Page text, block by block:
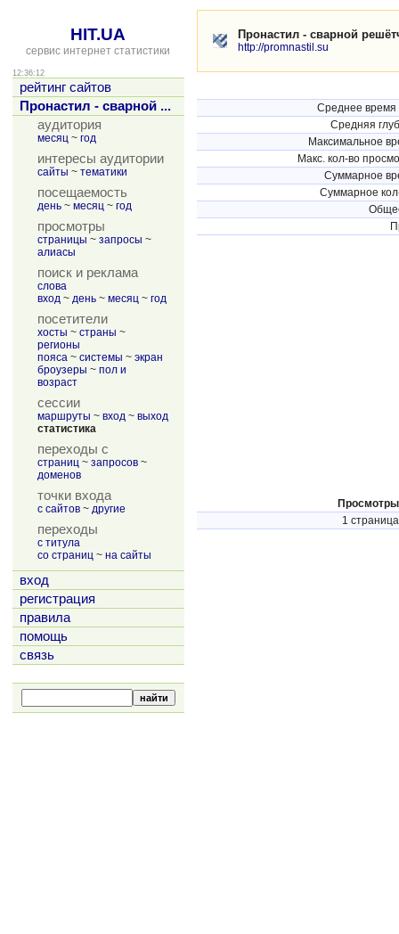
HIT.UA
сервис интернет статистики
12:36:12
рейтинг сайтов
Пронастил - сварной ...
аудитория
месяц ~ год
интересы аудитории
сайты ~ тематики
посещаемость
день ~ месяц ~ год
просмотры
страницы ~ запросы ~
алиасы
поиск и реклама
слова
вход ~ день ~ месяц ~ год
посетители
хосты ~ страны ~
регионы
пояса ~ системы ~ экран
броузеры ~ пол и
возраст
сессии
маршруты ~ вход ~ выход
статистика
переходы с
страниц ~ запросов ~
доменов
точки входа
с сайтов ~ другие
переходы
с титула
со страниц ~ на сайты
вход
регистрация
правила
помощь
связь
Пронастил - сварной
http://promnastil.su
Среднее время
Средняя
Максимальное
Макс. кол-во
Суммарное
Суммарное
Просмотры
1 страница